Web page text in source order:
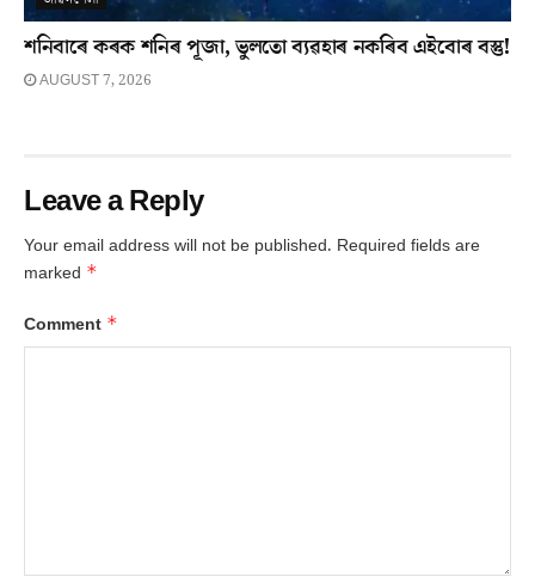
শনিবাৰে কৰক শনিৰ পূজা, ভুলতো ব্যৱহাৰ নকৰিব এইবোৰ বস্তু!
AUGUST 7, 2026
Leave a Reply
Your email address will not be published. Required fields are
marked *
Comment *